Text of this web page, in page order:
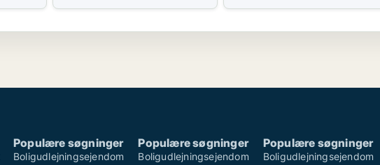
Populære søgninger
Boligudlejningsejendom
Populære søgninger
Boligudlejningsejendom
Populære søgninger
Boligudlejningsejendom